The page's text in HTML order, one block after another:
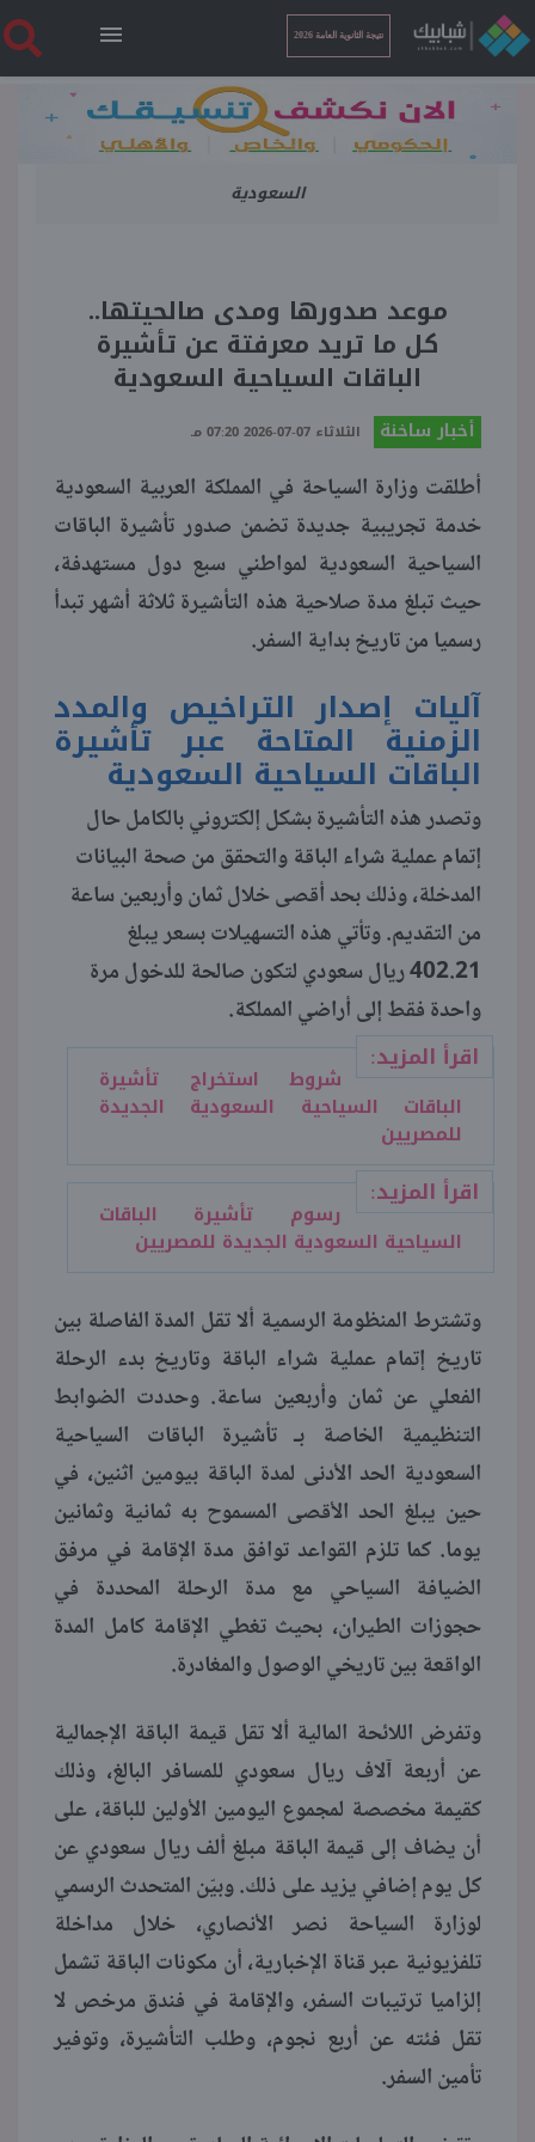
نتيجة الثانوية العامة 2026
الرئيسية
نتيجة الثانوية العامة 2026
فنجان قهوة
بوابة الطلبة
ملفات
منوعات
السعودية
موعد صدورها ومدى صالحيتها..
كل ما تريد معرفتة عن تأشيرة
الباقات السياحية السعودية
أخبار ساخنة الثلاثاء 07-07-2026 07:20 مـ
أطلقت وزارة السياحة في المملكة العربية السعودية
خدمة تجريبية جديدة تضمن صدور تأشيرة الباقات
السياحية السعودية لمواطني سبع دول مستهدفة،
حيث تبلغ مدة صلاحية هذه التأشيرة ثلاثة أشهر تبدأ
رسميا من تاريخ بداية السفر.
آليات إصدار التراخيص والمدد
الزمنية المتاحة عبر تأشيرة
الباقات السياحية السعودية
وتصدر هذه التأشيرة بشكل إلكتروني بالكامل حال
إتمام عملية شراء الباقة والتحقق من صحة البيانات
المدخلة، وذلك بحد أقصى خلال ثمان وأربعين ساعة
من التقديم. وتأتي هذه التسهيلات بسعر يبلغ
402.21 ريال سعودي لتكون صالحة للدخول مرة
واحدة فقط إلى أراضي المملكة.
اقرأ المزيد:
شروط استخراج تأشيرة
الباقات السياحية السعودية الجديدة
للمصريين
اقرأ المزيد:
رسوم تأشيرة الباقات
السياحية السعودية الجديدة للمصريين
وتشترط المنظومة الرسمية ألا تقل المدة الفاصلة بين
تاريخ إتمام عملية شراء الباقة وتاريخ بدء الرحلة
الفعلي عن ثمان وأربعين ساعة. وحددت الضوابط
التنظيمية الخاصة بـ تأشيرة الباقات السياحية
السعودية الحد الأدنى لمدة الباقة بيومين اثنين، في
حين يبلغ الحد الأقصى المسموح به ثمانية وثمانين
يوما. كما تلزم القواعد توافق مدة الإقامة في مرفق
الضيافة السياحي مع مدة الرحلة المحددة في
حجوزات الطيران، بحيث تغطي الإقامة كامل المدة
الواقعة بين تاريخي الوصول والمغادرة.
وتفرض اللائحة المالية ألا تقل قيمة الباقة الإجمالية
عن أربعة آلاف ريال سعودي للمسافر البالغ، وذلك
كقيمة مخصصة لمجموع اليومين الأولين للباقة، على
أن يضاف إلى قيمة الباقة مبلغ ألف ريال سعودي عن
كل يوم إضافي يزيد على ذلك. وبيّن المتحدث الرسمي
لوزارة السياحة نصر الأنصاري، خلال مداخلة
تلفزيونية عبر قناة الإخبارية، أن مكونات الباقة تشمل
إلزاميا ترتيبات السفر، والإقامة في فندق مرخص لا
تقل فئته عن أربع نجوم، وطلب التأشيرة، وتوفير
تأمين السفر.